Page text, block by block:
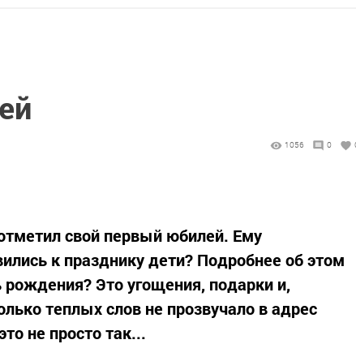
1056 0
свой первый юбилей. Ему
к празднику дети? Подробнее об этом
Это угощения, подарки и,
теплых слов не прозвучало в адрес
не просто так...